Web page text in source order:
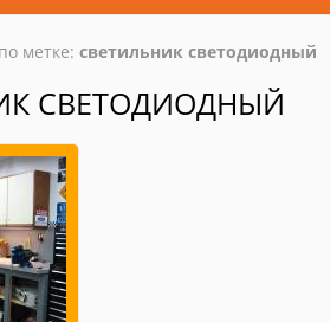
метке: светильник светодиодный
СВЕТОДИОДНЫЙ